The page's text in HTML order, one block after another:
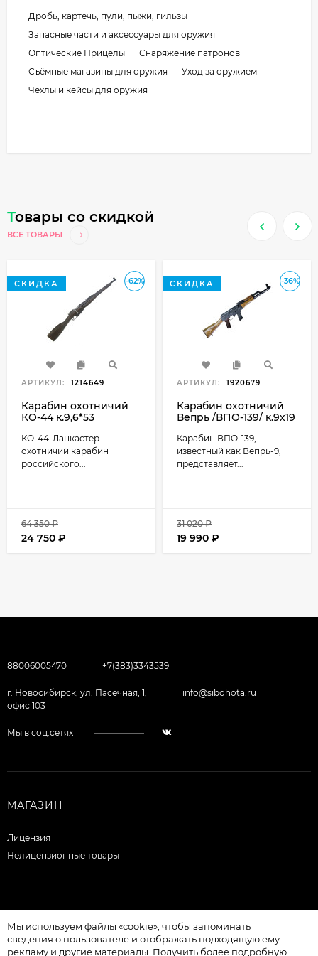
Мы используем файлы «cookie», чтобы запоминать
сведения о пользователе и отображать подходящую ему
рекламу и другие материалы. Получить более подробную
Дробь, картечь, пули, пыжи, гильзы
Запасные части и аксессуары для оружия
Оптические Прицелы
Снаряжение патронов
Съёмные магазины для оружия
Уход за оружием
Чехлы и кейсы для оружия
Товары со скидкой
ВСЕ ТОВАРЫ
-62%
СКИДКА
АРТИКУЛ: 1214649
Карабин охотничий
КО-44 к.9,6*53
(пластиковый
стационарный
приклад, L=520 мм)
КО-44-Ланкастер -
охотничий карабин
российского...
64 350₽
24 750 ₽
-36%
СКИДКА
АРТИКУЛ: 1920679
Карабин охотничий
Вепрь /ВПО-139/ к.9х19
Карабин ВПО-139,
известный как Вепрь-9,
представляет...
31 020₽
19 990 ₽
88006005470 +7(383)3343539
г. Новосибирск, ул. Пасечная, 1,
офис 103
info@sibohota.ru
Мы в соц.сетях
МАГАЗИН
Лицензия
Нелицензионные товары